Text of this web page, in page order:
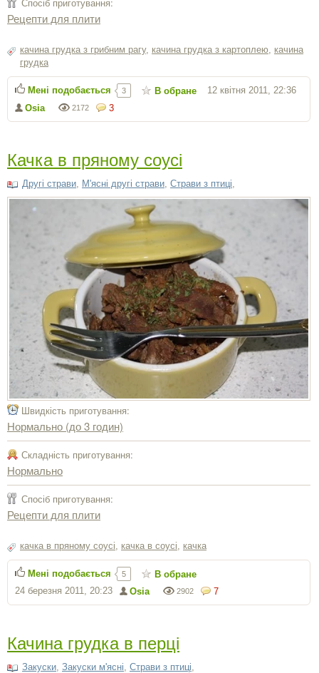
Рецепти для плити
качина грудка з грибним рагу, качина грудка з картоплею качина
грудка
3
2172
Osia
12 квітня 2011, 22:36
Мені подобається 3 В обране
Качка в пряному соусі
Другі страви М'ясні другі страви Страви з птиці
Швидкість приготування:
Нормально (до 3 годин)
Складність приготування:
Нормально
Спосіб приготування:
Рецепти для плити
качка в пряному соусі качка в соусі качка
7
2902
Osia
24 березня 2011, 20:23
Мені подобається 5 В обране
Качина грудка в перці
Закуски Закуски м'ясні Страви з птиці